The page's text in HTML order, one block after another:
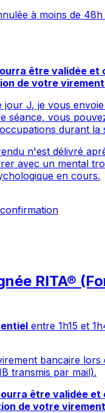
à moins de
être validée et
de votre
jour J, je vous
séance, vous
durant la
n'est délivré
avec un mental
en cours.
RITA®
entre 1h15 et
bancaire lors
transmis par mail).
être validée et
de votre